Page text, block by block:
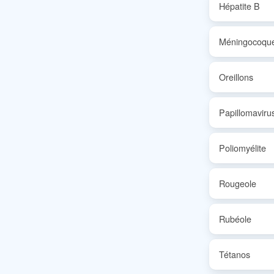
Hépatite B
Oreillons
Poliomyélite
Rougeole
Rubéole
Tétanos